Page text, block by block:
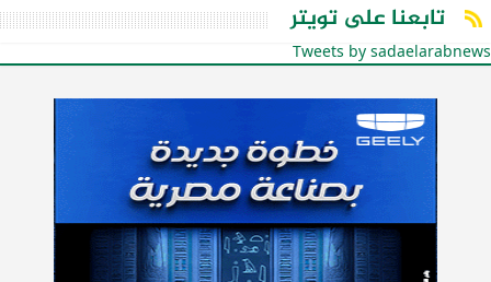
تابعنا على تويتر
Tweets by sadaelarabnews